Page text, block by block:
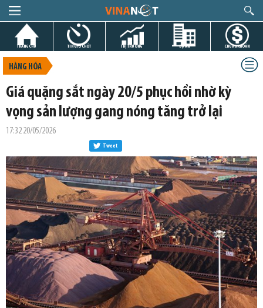
TRANG CHỦ TIN GIỜ CHÓT THỊ TRƯỜNG DỰ ÁN CHỨNG KHOÁN
HÀNG HÓA
Giá quặng sắt ngày 20/5 phục hồi nhờ kỳ
vọng sản lượng gang nóng tăng trở lại
17:32 20/05/2026
Tweet